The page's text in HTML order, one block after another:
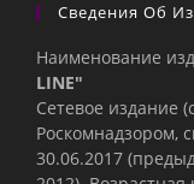
Сведения Об
Наименование
LINE"
Сетевое издание
Роскомнадзором,
30.06.2017